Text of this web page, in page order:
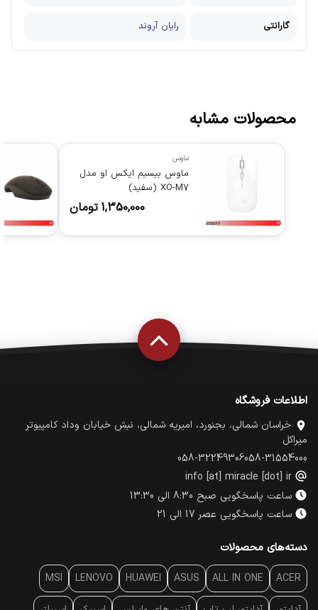
گارانتی رایان آروند
محصولات مشابه
ماوس
ماوس بیسیم ایکس او مدل
XO-M7 (سفید)
1,350,000 تومان
اطلاعات فروشگاه
خراسان شمالی، بجنورد، امیریه شمالی، نبش خیابان وداد کامپیوتر
میراکل
058-31554000
058-32249306
info [at] miracle [dot] ir
ساعت پاسخگویی صبح 8:30 الی 13:30
ساعت پاسخگویی عصر 17 الی 21
دسته‌های محصولات
ACER
ALL IN ONE
ASUS
HUAWEI
LENOVO
MSI